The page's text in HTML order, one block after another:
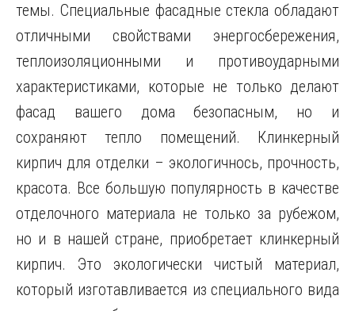
темы. Специальные фасадные стекла обладают
отличными свойствами энергосбережения,
теплоизоляционными и противоударными
характеристиками, которые не только делают
фасад вашего дома безопасным, но и
сохраняют тепло помещений. Клинкерный
кирпич для отделки – экологичнось, прочность,
красота. Все большую популярность в качестве
отделочного материала не только за рубежом,
но и в нашей стране, приобретает клинкерный
кирпич. Это экологически чистый материал,
который изготавливается из специального вида